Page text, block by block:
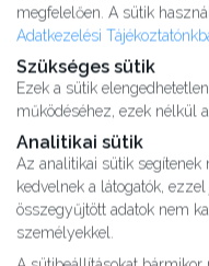
megfelelően. A sütik
Adatkezelési
Szükséges sütik
Ezek a sütik
működéséhez, ezek nélkül
Analitikai sütik
Az analitikai sütik
kedvelnek a látogatók,
összegyűjtött adatok nem
személyekkel.